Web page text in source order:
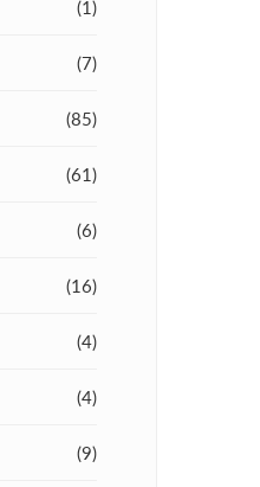
(1)
(7)
(85)
(61)
(6)
(16)
(4)
(4)
(9)